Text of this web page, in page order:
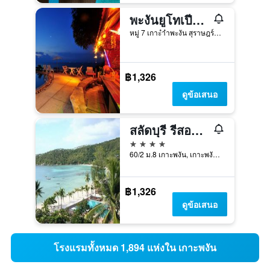
พะงันยูโทเปียรีสอร์ท
หมู่ 7 เกาะำำพะงัน สุราษฎร์ธานี, เกาะพงัน, ประเทศไทย
฿1,326
ดูข้อเสนอ
สลัดบุรี รีสอร์ต - หาดสลัด
4 ดาว
60/2 ม.8 เกาะพงัน, เกาะพงัน, ประเทศไทย
฿1,326
ดูข้อเสนอ
โรงแรมทั้งหมด 1,894 แห่งใน เกาะพงัน